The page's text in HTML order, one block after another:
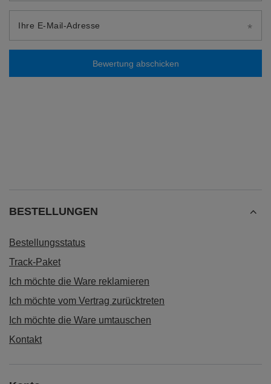
Ihre E-Mail-Adresse
Bewertung abschicken
BESTELLUNGEN
Bestellungsstatus
Track-Paket
Ich möchte die Ware reklamieren
Ich möchte vom Vertrag zurücktreten
Ich möchte die Ware umtauschen
Kontakt